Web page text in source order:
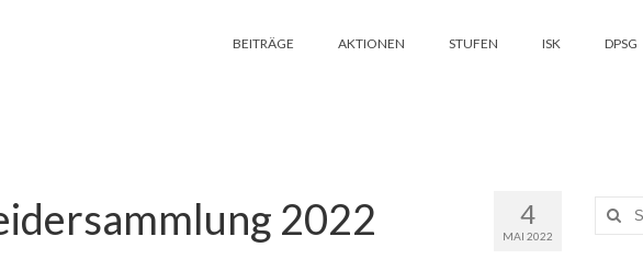
BEITRÄGE AKTIONEN STUFEN ISK DPSG
4
MAI 2022
2022
Suchen
nach: